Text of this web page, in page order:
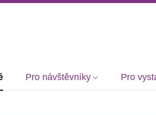
Pro návštěvníky Pro